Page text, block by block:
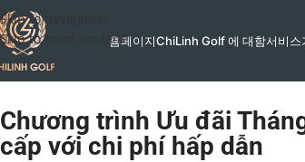
Skip to navigation
Skip to main content홈페이지ChiLinh Golf 에 대함서비스
Chương trình Ưu đãi
cấp với chi phí hấp dẫn